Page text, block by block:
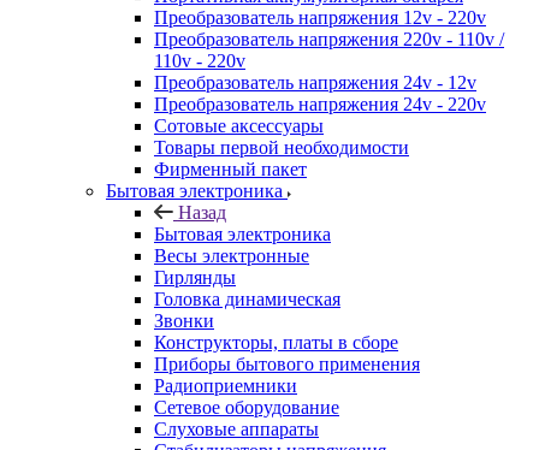
Преобразователь напряжения 12v - 220v
Преобразователь напряжения 220v - 110v /
110v - 220v
Преобразователь напряжения 24v - 12v
Преобразователь напряжения 24v - 220v
Сотовые аксессуары
Товары первой необходимости
Фирменный пакет
Бытовая электроника
Назад
Бытовая электроника
Весы электронные
Гирлянды
Головка динамическая
Звонки
Конструкторы, платы в сборе
Приборы бытового применения
Радиоприемники
Сетевое оборудование
Слуховые аппараты